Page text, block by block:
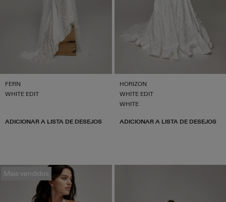
FERN
WHITE EDIT
ADICIONAR A LISTA DE DESEJOS
HORIZON
WHITE EDIT
WHITE
ADICIONAR A LISTA DE DESEJOS
Mais vendidos